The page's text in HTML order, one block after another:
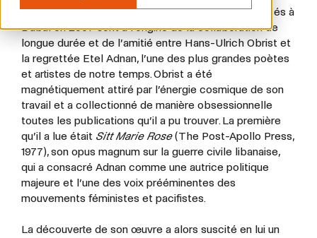
Un Leporello, plusieurs carnets et aquarelles exposés à
Dubaï en 2007 sont à l’origine de la collaboration de
longue durée et de l’amitié entre Hans-Ulrich Obrist et
la regrettée Etel Adnan, l’une des plus grandes poètes
et artistes de notre temps. Obrist a été
magnétiquement attiré par l’énergie cosmique de son
travail et a collectionné de manière obsessionnelle
toutes les publications qu’il a pu trouver. La première
qu’il a lue était Sitt Marie Rose(The Post-Apollo Press,
1977), son opus magnum sur la guerre civile libanaise,
qui a consacré Adnan comme une autrice politique
majeure et l’une des voix prééminentes des
mouvements féministes et pacifistes.
La découverte de son œuvre a alors suscité en lui un